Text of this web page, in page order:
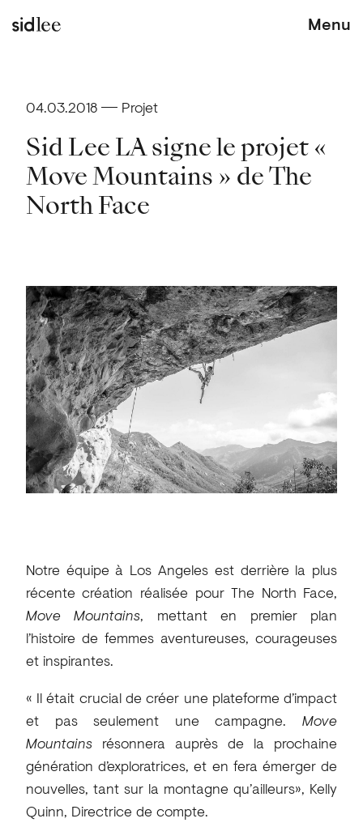
Menu
04.03.2018 Projet
Sid Lee LA signe le projet «
Move Mountains » de The
North Face
Notre équipe à Los Angeles est derrière la plus
récente création réalisée pour The North Face,
Move Mountains, mettant en premier plan
l’histoire de femmes aventureuses, courageuses
et inspirantes.
« Il était crucial de créer une plateforme d’impact
et pas seulement une campagne.Move
Mountainsrésonnera auprès de la prochaine
génération d’exploratrices, et en fera émerger de
nouvelles, tant sur la montagne qu’ailleurs», Kelly
Quinn, Directrice de compte.